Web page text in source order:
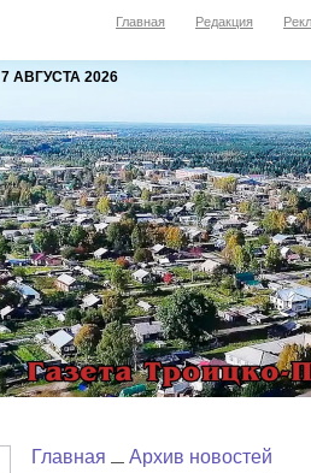
Главная Редакция
7 АВГУСТА 2026
Главная Архив новостей